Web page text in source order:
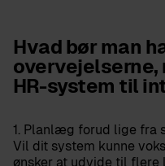
Hvad bør man
overvejelserne,
HR-system til
1. Planlæg forud lige fra
Vil dit system kunne
ønsker at udvide til flere